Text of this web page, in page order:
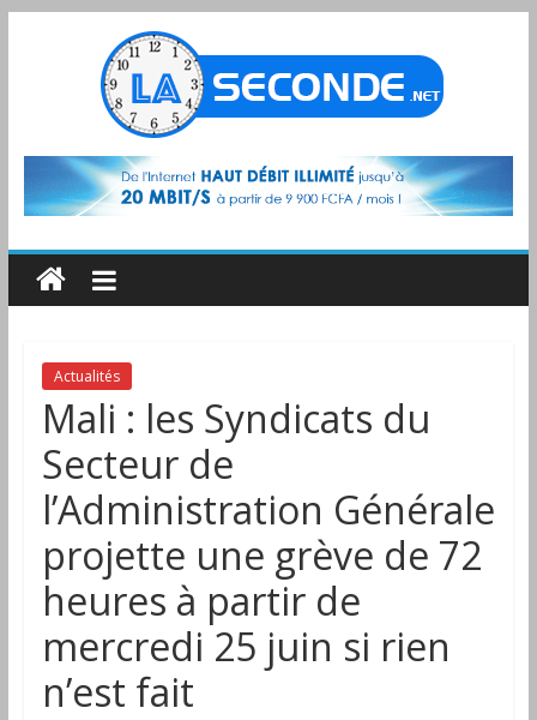
Actualités
Mali : les Syndicats du
Secteur de
l’Administration Générale
projette une grève de 72
heures à partir de
mercredi 25 juin si rien
n’est fait